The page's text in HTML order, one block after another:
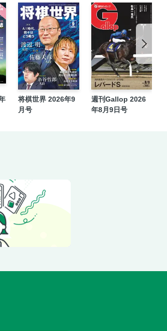
将棋世界 2026年9
月号
週刊Gallop 2026
年8月9日号